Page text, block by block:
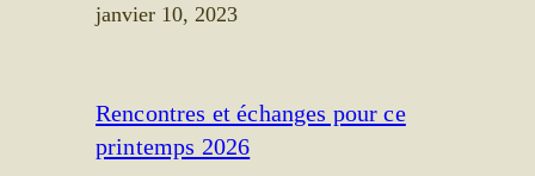
janvier 10, 2023
Rencontres et échanges pour ce
printemps 2026